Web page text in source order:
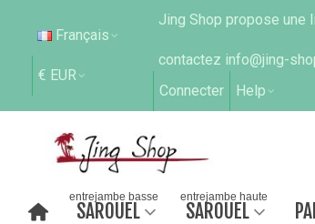
Français
€ EUR
Jing Shop propose une
contactez info@jing-
Connecter
Help
SAROUEL
entrejambe basse
SAROUEL
entrejambe haute